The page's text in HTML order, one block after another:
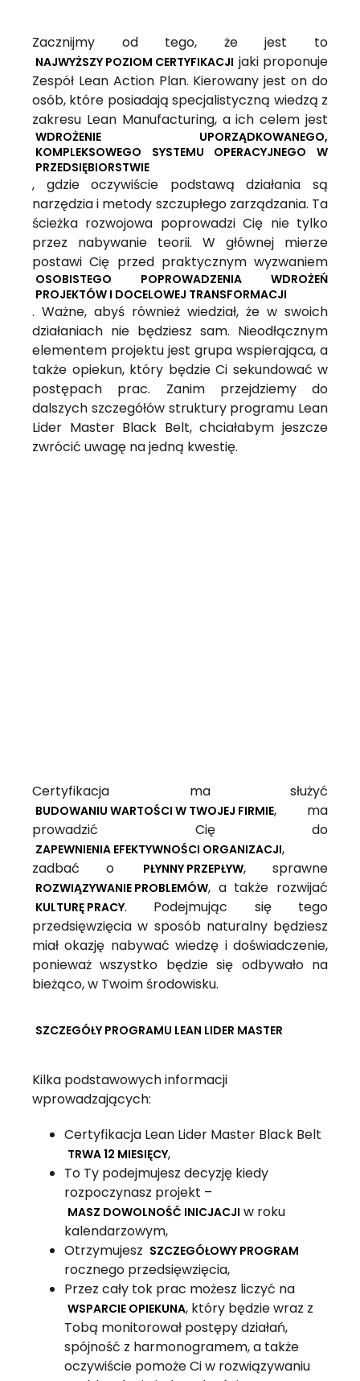
Zacznijmy od tego, że jest to
NAJWYŻSZY POZIOM CERTYFIKACJI jaki proponuje
Zespół Lean Action Plan. Kierowany jest on do
osób, które posiadają specjalistyczną wiedzą z
zakresu Lean Manufacturing, a ich celem jest
WDROŻENIE UPORZĄDKOWANEGO,
KOMPLEKSOWEGO SYSTEMU OPERACYJNEGO W
PRZEDSIĘBIORSTWIE
, gdzie oczywiście podstawą działania są
narzędzia i metody szczupłego zarządzania. Ta
ścieżka rozwojowa poprowadzi Cię nie tylko
przez nabywanie teorii. W głównej mierze
postawi Cię przed praktycznym wyzwaniem
OSOBISTEGO POPROWADZENIA WDROŻEŃ
PROJEKTÓW I DOCELOWEJ TRANSFORMACJI
. Ważne, abyś również wiedział, że w swoich
działaniach nie będziesz sam. Nieodłącznym
elementem projektu jest grupa wspierająca, a
także opiekun, który będzie Ci sekundować w
postępach prac. Zanim przejdziemy do
dalszych szczegółów struktury programu Lean
Lider Master Black Belt, chciałabym jeszcze
zwrócić uwagę na jedną kwestię.
Certyfikacja ma służyć
BUDOWANIU WARTOŚCI W TWOJEJ FIRMIE, ma
prowadzić Cię do
ZAPEWNIENIA EFEKTYWNOŚCI ORGANIZACJI,
zadbać o
PŁYNNY PRZEPŁYW, sprawne
ROZWIĄZYWANIE PROBLEMÓW, a także rozwijać
KULTURĘ PRACY. Podejmując się tego
przedsięwzięcia w sposób naturalny będziesz
miał okazję nabywać wiedzę i doświadczenie,
ponieważ wszystko będzie się odbywało na
bieżąco, w Twoim środowisku.
SZCZEGÓŁY PROGRAMU LEAN LIDER MASTER
Kilka podstawowych informacji
wprowadzających:
Certyfikacja Lean Lider Master Black Belt
TRWA 12 MIESIĘCY,
To Ty podejmujesz decyzję kiedy
rozpoczynasz projekt –
MASZ DOWOLNOŚĆ INICJACJI w roku
kalendarzowym,
Otrzymujesz SZCZEGÓŁOWY PROGRAM
rocznego przedsięwzięcia,
Przez cały tok prac możesz liczyć na
WSPARCIE OPIEKUNA, który będzie wraz z
Tobą monitorował postępy działań,
spójność z harmonogramem, a także
oczywiście pomoże Ci w rozwiązywaniu